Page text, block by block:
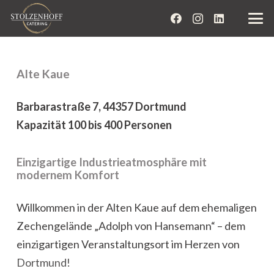
Alte Kaue
Barbarastraße 7, 44357 Dortmund
Kapazität 100 bis 400 Personen
Einzigartige Industrieatmosphäre mit
modernem Komfort
Willkommen in der Alten Kaue auf dem ehemaligen
Zechengelände „Adolph von Hansemann“ – dem
einzigartigen Veranstaltungsort im Herzen von
Dortmund!